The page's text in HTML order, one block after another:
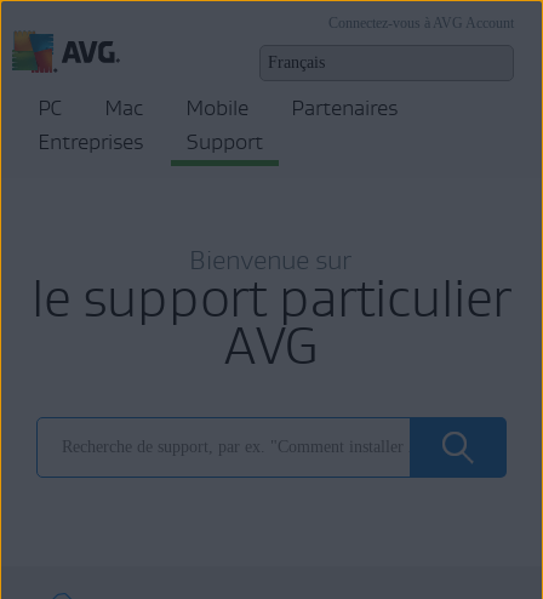
Connectez-vous à AVG Account
PC Mac Mobile
Partenaires
Entreprises
Support
Bienvenue sur
le support particulier
AVG